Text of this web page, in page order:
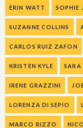
ERIN WATT SOPHIE
SUZANNE COLLINS
CARLOS RUIZ ZAFON
KRISTEN KYLE SARA
IRENE GRAZZINI
LORENZA DI SEPIO
MARCO RIZZO